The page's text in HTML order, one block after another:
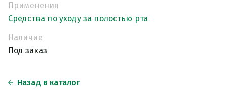
Применения
Средства по уходу за полостью рта
Наличие
Под заказ
Назад в каталог